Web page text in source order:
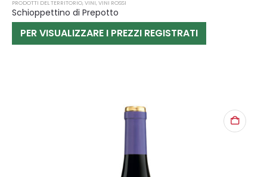
PRODOTTI DEL TERRITORIO, VINI, VINI ROSSI
Schioppettino di Prepotto
PER VISUALIZZARE I PREZZI REGISTRATI